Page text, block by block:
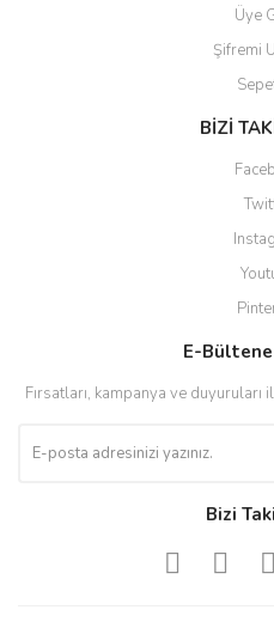
Üye
Şifremi
BİZİ
E-
Fırsatları, kampanya ve
Bizi